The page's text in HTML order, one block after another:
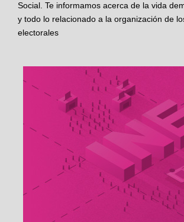
Social. Te informamos acerca de la vida
y todo lo relacionado a la organización de
electorales